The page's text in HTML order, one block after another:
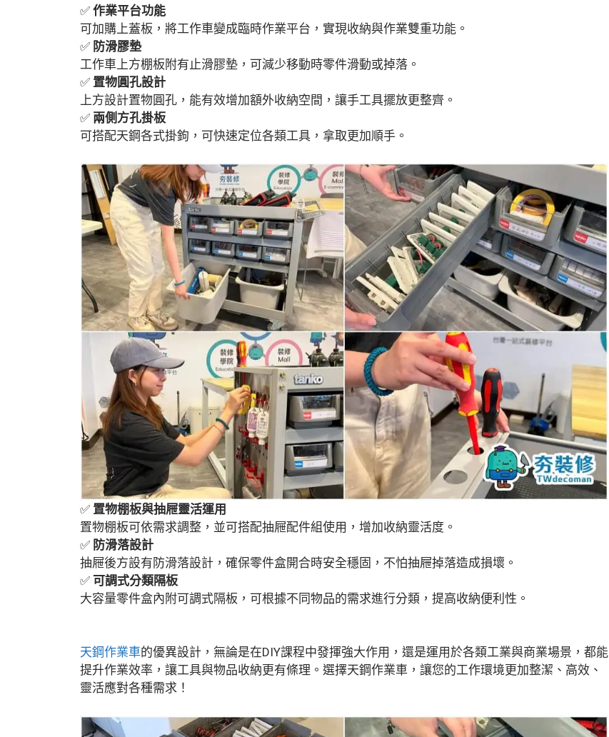
✅ 作業平台功能
可加購上蓋板，將工作車變成臨時作業平台，實現收納與作業雙重功能。
✅ 防滑膠墊
工作車上方棚板附有止滑膠墊，可減少移動時零件滑動或掉落。
✅ 置物圓孔設計
上方設計置物圓孔，能有效增加額外收納空間，讓手工具擺放更整齊。
✅ 兩側方孔掛板
可搭配天鋼各式掛鉤，可快速定位各類工具，拿取更加順手。
✅ 置物棚板與抽屜靈活運用
置物棚板可依需求調整，並可搭配抽屜配件組使用，增加收納靈活度。
✅ 防滑落設計
抽屜後方設有防滑落設計，確保零件盒開合時安全穩固，不怕抽屜掉落造成損壞。
✅ 可調式分類隔板
大容量零件盒內附可調式隔板，可根據不同物品的需求進行分類，提高收納便利性。
天鋼作業車的優異設計，無論是在DIY課程中發揮強大作用，還是運用於各類工業與商業場景，都能
提升作業效率，讓工具與物品收納更有條理。選擇天鋼作業車，讓您的工作環境更加整潔、高效、
靈活應對各種需求！